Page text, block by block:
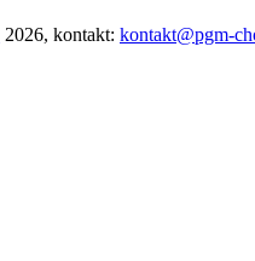
2026, kontakt: kontakt@pgm-